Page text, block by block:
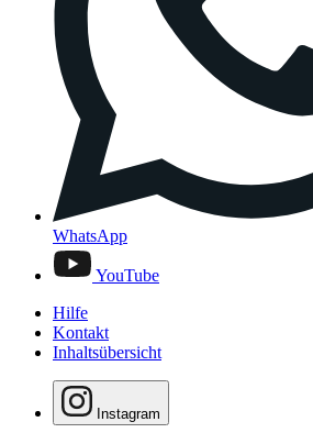
WhatsApp
YouTube
Hilfe
Kontakt
Inhaltsübersicht
Instagram